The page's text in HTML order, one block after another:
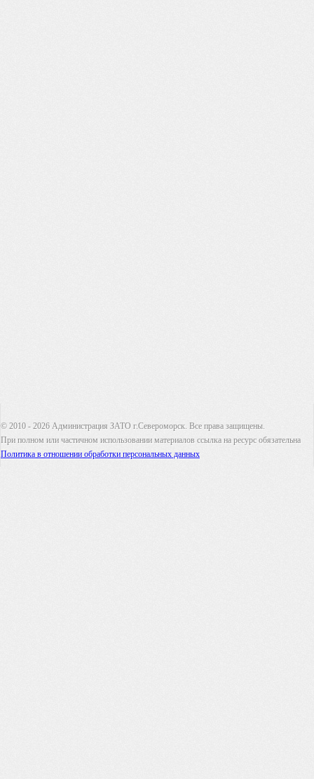
© 2010 - 2026 Администрация ЗАТО г.Североморск. Все права защищены.
При полном или частичном использовании материалов ссылка на ресурс обязательна
Политика в отношении обработки персональных данных